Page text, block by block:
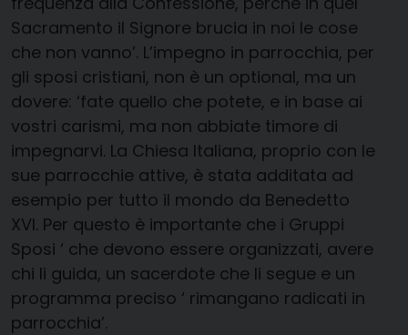
Sacramento il Signore brucia in noi le cose
che non vanno’. L’impegno in parrocchia, per
gli sposi cristiani, non è un optional, ma un
dovere: ‘fate quello che potete, e in base ai
vostri carismi, ma non abbiate timore di
impegnarvi. La Chiesa Italiana, proprio con le
sue parrocchie attive, è stata additata ad
esempio per tutto il mondo da Benedetto
XVI. Per questo è importante che i Gruppi
Sposi ‘ che devono essere organizzati, avere
chi li guida, un sacerdote che li segue e un
programma preciso ‘ rimangano radicati in
parrocchia’.